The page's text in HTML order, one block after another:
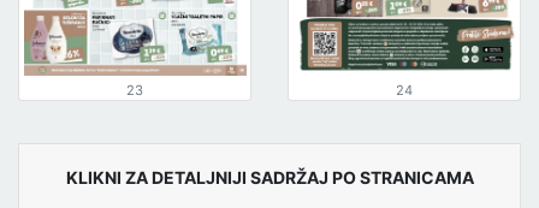
23 24
KLIKNI ZA DETALJNIJI SADRŽAJ PO STRANICAMA